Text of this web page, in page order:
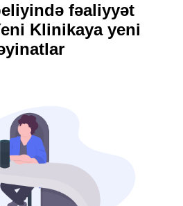
fəaliyyət
Klinikaya yeni